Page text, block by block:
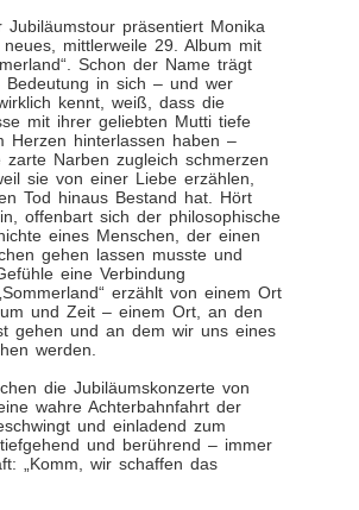
Jubiläumstour präsentiert Monika
mittlerweile 29. Album mit
Schon der Name trägt
Bedeutung in sich – und wer
kennt, weiß, dass die
mit ihrer geliebten Mutti tiefe
Herzen hinterlassen haben –
zarte Narben zugleich schmerzen
sie von einer Liebe erzählen,
Tod hinaus Bestand hat. Hört
offenbart sich der philosophische
eines Menschen, der einen
gehen lassen musste und
eine Verbindung
erzählt von einem Ort
und Zeit – einem Ort, an den
gehen und an dem wir uns eines
werden.
die Jubiläumskonzerte von
wahre Achterbahnfahrt der
und einladend zum
und berührend – immer
„Komm, wir schaffen das